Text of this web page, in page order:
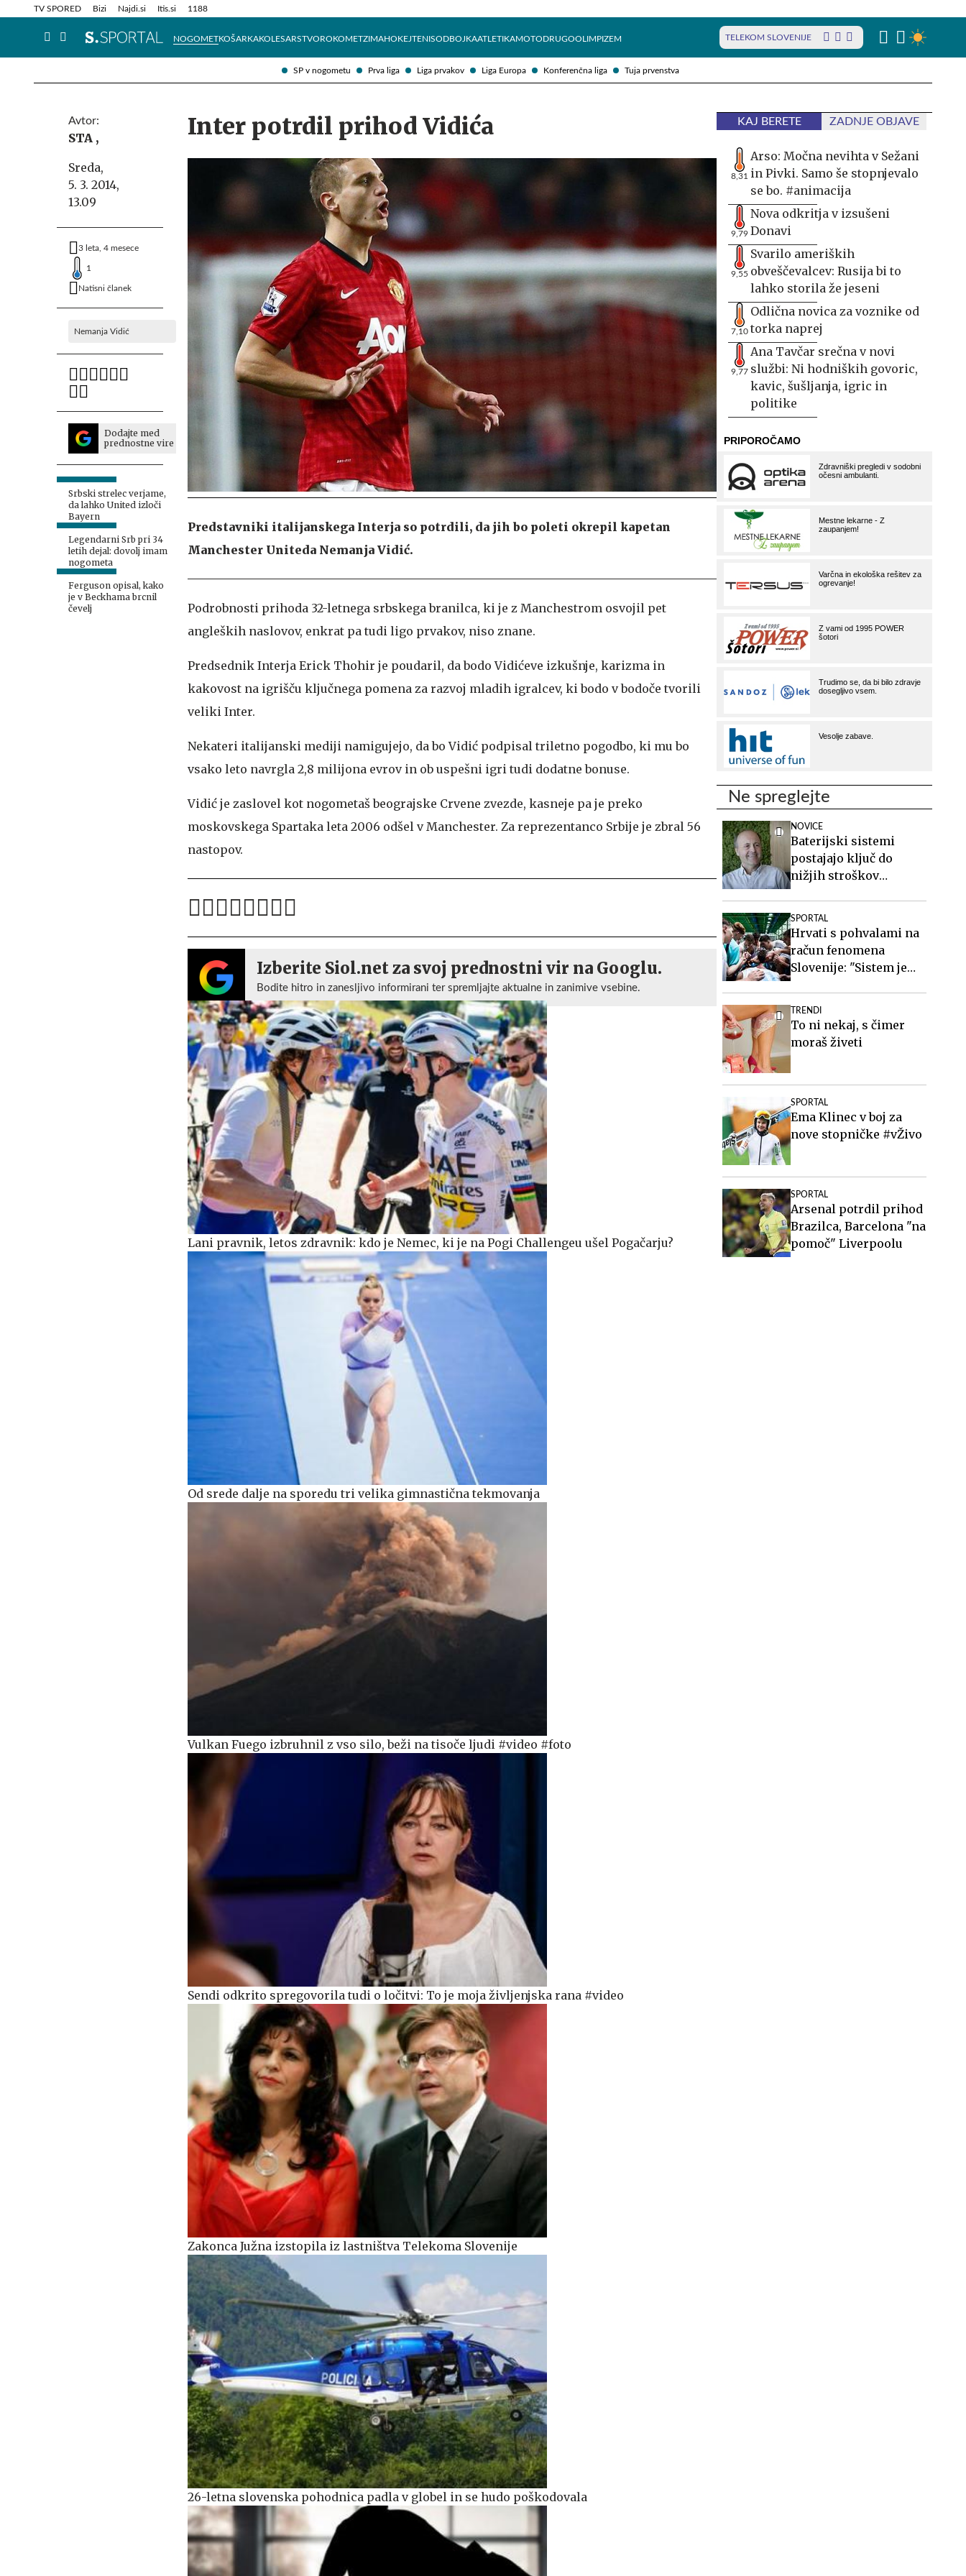
SP v nogometu Prva liga Liga prvakov Liga Europa Konferenčna liga Tuja prvenstva
TV SPORED Bizi Najdi.si Itis.si 1188
NOGOMETKOŠARKAKOLESARSTVOROKOMETZIMAHOKEJTENISODBOJKAATLETIKAMOTODRUGOOLIMPIZEM TELEKOM SLOVENIJE
Info in obvestila Tehnik
Avtor:
STA ,
Sreda,
5. 3. 2014,
13.09
3 leta, 4 mesece
1
Natisni članek
Nemanja Vidić
Dodajte med
prednostne vire
Srbski strelec verjame,
da lahko United izloči
Bayern
Legendarni Srb pri 34
letih dejal: dovolj imam
nogometa
Ferguson opisal, kako
je v Beckhama brcnil
čevelj
Inter potrdil prihod Vidića
Predstavniki italijanskega Interja so potrdili, da jih bo poleti okrepil kapetan
Manchester Uniteda Nemanja Vidić.
Podrobnosti prihoda 32-letnega srbskega branilca, ki je z Manchestrom osvojil pet
angleških naslovov, enkrat pa tudi ligo prvakov, niso znane.
Predsednik Interja Erick Thohir je poudaril, da bodo Vidićeve izkušnje, karizma in
kakovost na igrišču ključnega pomena za razvoj mladih igralcev, ki bodo v bodoče tvorili
veliki Inter.
Nekateri italijanski mediji namigujejo, da bo Vidić podpisal triletno pogodbo, ki mu bo
vsako leto navrgla 2,8 milijona evrov in ob uspešni igri tudi dodatne bonuse.
Vidić je zaslovel kot nogometaš beograjske Crvene zvezde, kasneje pa je preko
moskovskega Spartaka leta 2006 odšel v Manchester. Za reprezentanco Srbije je zbral 56
nastopov.
Izberite Siol.net za svoj prednostni vir na Googlu.
Bodite hitro in zanesljivo informirani ter spremljajte aktualne in zanimive vsebine.
Lani pravnik, letos zdravnik: kdo je Nemec, ki je na Pogi Challengeu ušel Pogačarju?
Od srede dalje na sporedu tri velika gimnastična tekmovanja
Vulkan Fuego izbruhnil z vso silo, beži na tisoče ljudi #video #foto
Sendi odkrito spregovorila tudi o ločitvi: To je moja življenjska rana #video
Zakonca Južna izstopila iz lastništva Telekoma Slovenije
26-letna slovenska pohodnica padla v globel in se hudo poškodovala
KAJ BERETE ZADNJE OBJAVE
8,31
Arso: Močna nevihta v Sežani
in Pivki. Samo še stopnjevalo
se bo. #animacija
9,79
Nova odkritja v izsušeni
Donavi
9,55
Svarilo ameriških
obveščevalcev: Rusija bi to
lahko storila že jeseni
7,10
Odlična novica za voznike od
torka naprej
9,77
Ana Tavčar srečna v novi
službi: Ni hodniških govoric,
kavic, šušljanja, igric in
politike
Ne spreglejte
NOVICE
Baterijski sistemi
postajajo ključ do
nižjih stroškov
SPORTAL
Hrvati s pohvalami na
račun fenomena
Slovenije: "Sistem je
TRENDI
To ni nekaj, s čimer
moraš živeti
SPORTAL
Ema Klinec v boj za
nove stopničke #vŽivo
SPORTAL
Arsenal potrdil prihod
Brazilca, Barcelona "na
pomoč" Liverpoolu